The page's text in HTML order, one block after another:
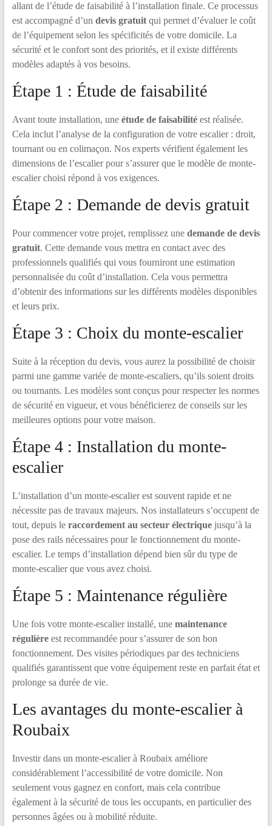
allant de l’étude de faisabilité à l’installation finale. Ce processus
est accompagné d’un devis gratuitqui permet d’évaluer le coût
de l’équipement selon les spécificités de votre domicile. La
sécurité et le confort sont des priorités, et il existe différents
modèles adaptés à vos besoins.
Étape 1 : Étude de faisabilité
Avant toute installation, une étude de faisabilitéest réalisée.
Cela inclut l’analyse de la configuration de votre escalier : droit,
tournant ou en colimaçon. Nos experts vérifient également les
dimensions de l’escalier pour s’assurer que le modèle de monte-
escalier choisi répond à vos exigences.
Étape 2 : Demande de devis gratuit
Pour commencer votre projet, remplissez une demande de devis
gratuit. Cette demande vous mettra en contact avec des
professionnels qualifiés qui vous fourniront une estimation
personnalisée du coût d’installation. Cela vous permettra
d’obtenir des informations sur les différents modèles disponibles
et leurs prix.
Étape 3 : Choix du monte-escalier
Suite à la réception du devis, vous aurez la possibilité de choisir
parmi une gamme variée de monte-escaliers, qu’ils soient droits
ou tournants. Les modèles sont conçus pour respecter les normes
de sécurité en vigueur, et vous bénéficierez de conseils sur les
meilleures options pour votre maison.
Étape 4 : Installation du monte-
escalier
L’installation d’un monte-escalier est souvent rapide et ne
nécessite pas de travaux majeurs. Nos installateurs s’occupent de
tout, depuis le raccordement au secteur électriquejusqu’à la
pose des rails nécessaires pour le fonctionnement du monte-
escalier. Le temps d’installation dépend bien sûr du type de
monte-escalier que vous avez choisi.
Étape 5 : Maintenance régulière
Une fois votre monte-escalier installé, une maintenance
régulièreest recommandée pour s’assurer de son bon
fonctionnement. Des visites périodiques par des techniciens
qualifiés garantissent que votre équipement reste en parfait état et
prolonge sa durée de vie.
Les avantages du monte-escalier à
Roubaix
Investir dans un monte-escalier à Roubaix améliore
considérablement l’accessibilité de votre domicile. Non
seulement vous gagnez en confort, mais cela contribue
également à la sécurité de tous les occupants, en particulier des
personnes âgées ou à mobilité réduite.